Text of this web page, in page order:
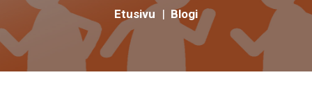
Etusivu | Blogi